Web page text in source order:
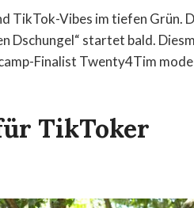
TikTok-Vibes im tiefen Grün.
Dschungel“ startet bald.
Finalist Twenty4Tim
TikToker